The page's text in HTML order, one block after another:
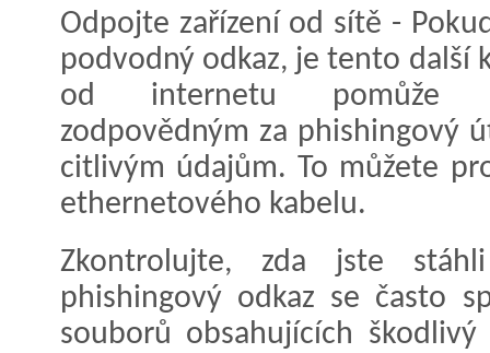
Odpojte zařízení od sítě -
podvodný odkaz, je tento další
od internetu pomůže
zodpovědným za phishingový
citlivým údajům. To můžete
ethernetového kabelu.
Zkontrolujte, zda jste
phishingový odkaz se často
souborů obsahujících